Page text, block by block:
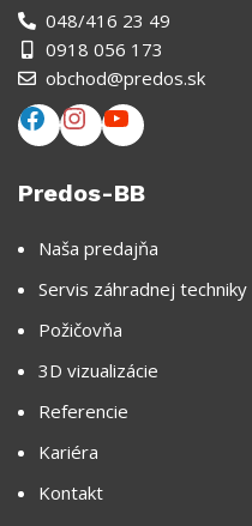
048/416 23 49
0918 056 173
obchod@predos.sk
Predos-BB
Naša predajňa
Servis záhradnej
Požičovňa
3D vizualizácie
Referencie
Kariéra
Kontakt